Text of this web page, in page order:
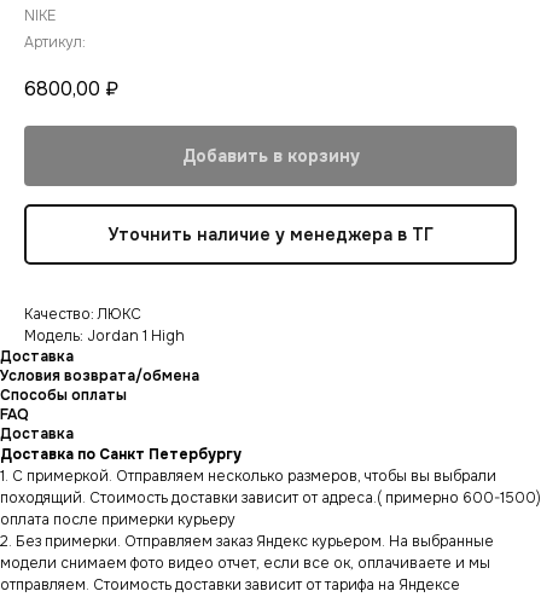
NIKE
Артикул:
6800,00 ₽
Добавить в корзину
Уточнить наличие у менеджера в ТГ
Качество: ЛЮКС
Модель: Jordan 1 High
Доставка
Условия возврата/обмена
Способы оплаты
FAQ
Доставка
Доставка по Санкт Петербургу
1. С примеркой. Отправляем несколько размеров, чтобы вы выбрали
походящий. Стоимость доставки зависит от адреса.( примерно 600-1500)
оплата после примерки курьеру
2. Без примерки. Отправляем заказ Яндекс курьером. На выбранные
модели снимаем фото видео отчет, если все ок, оплачиваете и мы
отправляем. Стоимость доставки зависит от тарифа на Яндексе